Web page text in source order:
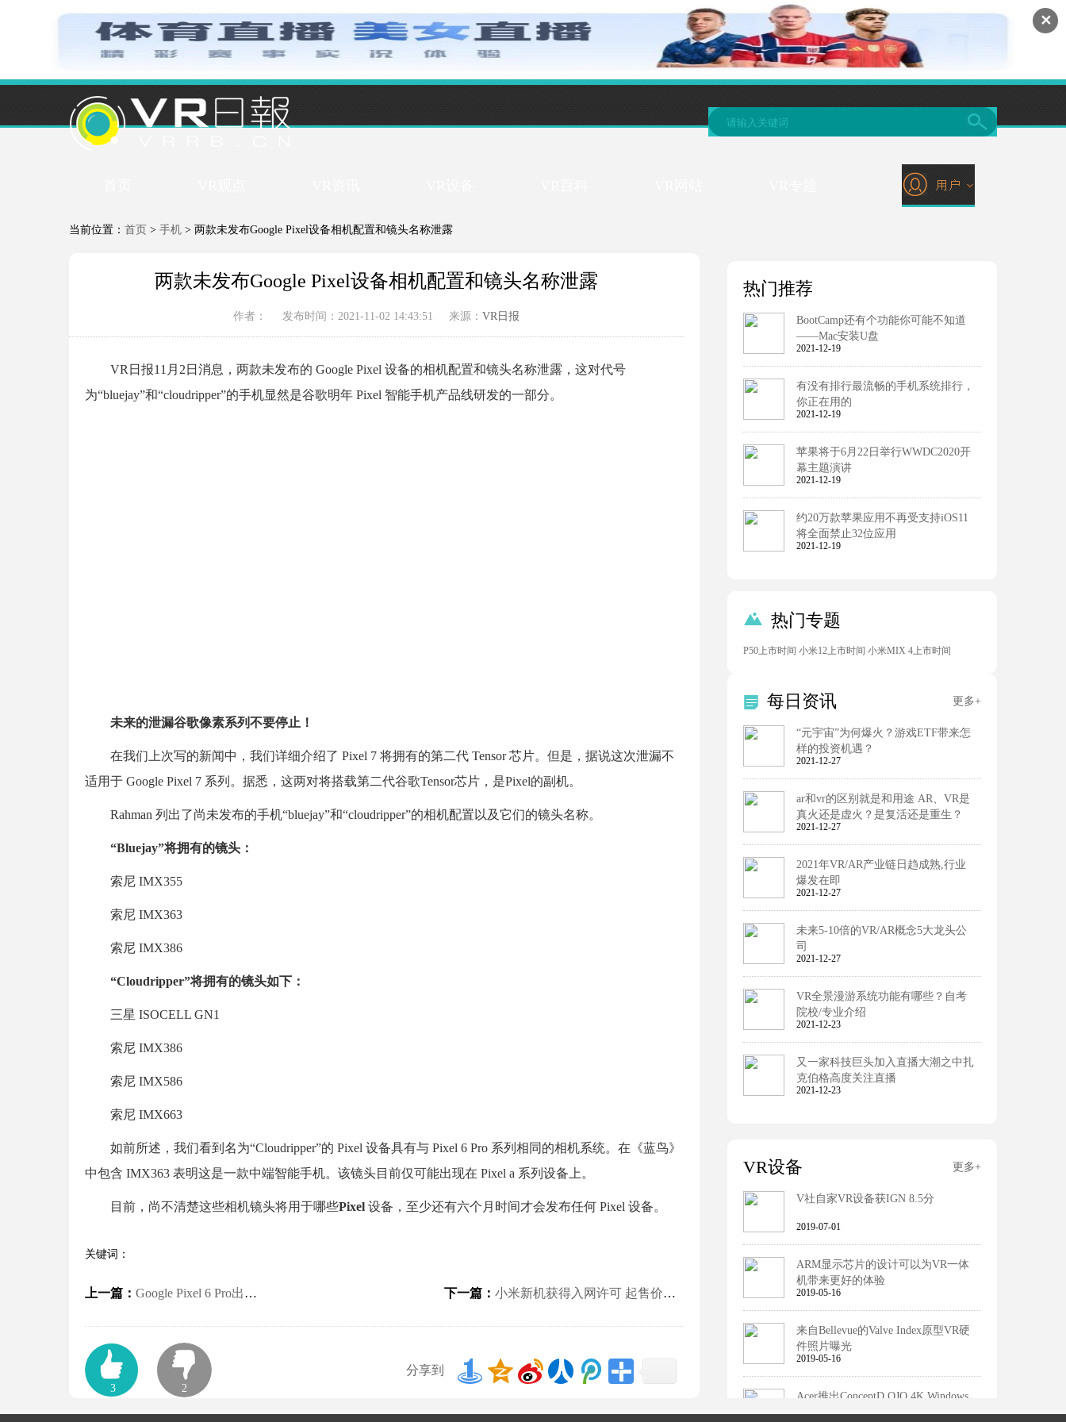
✕
当前位置： 首页 > 手机 > 两款未发布Google Pixel设备相机配置和镜头名称泄露
两款未发布Google Pixel设备相机配置和镜头名称泄露
作者： 发布时间：2021-11-02 14:43:51 来源： VR日报
VR日报11月2日消息，两款未发布的 Google Pixel 设备的相机配置和镜头名称泄露，这对代号
为“bluejay”和“cloudripper”的手机显然是谷歌明年 Pixel 智能手机产品线研发的一部分。
未来的泄漏谷歌像素系列不要停止！
在我们上次写的新闻中，我们详细介绍了 Pixel 7 将拥有的第二代 Tensor 芯片。但是，据说这次泄漏不
适用于 Google Pixel 7 系列。据悉，这两对将搭载第二代谷歌Tensor芯片，是Pixel的副机。
Rahman 列出了尚未发布的手机“bluejay”和“cloudripper”的相机配置以及它们的镜头名称。
“Bluejay”将拥有的镜头：
索尼 IMX355
索尼 IMX363
索尼 IMX386
“Cloudripper”将拥有的镜头如下：
三星 ISOCELL GN1
索尼 IMX386
索尼 IMX586
索尼 IMX663
如前所述，我们看到名为“Cloudripper”的 Pixel 设备具有与 Pixel 6 Pro 系列相同的相机系统。在《蓝鸟》
中包含 IMX363 表明这是一款中端智能手机。该镜头目前仅可能出现在 Pixel a 系列设备上。
目前，尚不清楚这些相机镜头将用于哪些Pixel 设备，至少还有六个月时间才会发布任何 Pixel 设备。
关键词：
上一篇： Google Pixel 6 Pro出现屏幕闪烁问题 下一次软件更新修复 下一篇： 小米新机获得入网许可 起售价预计不低于3000元
3 2
分享到
热门推荐
BootCamp还有个功能你可能不知道
——Mac安装U盘
2021-12-19
有没有排行最流畅的手机系统排行，
你正在用的
2021-12-19
苹果将于6月22日举行WWDC2020开
幕主题演讲
2021-12-19
约20万款苹果应用不再受支持iOS11
将全面禁止32位应用
2021-12-19
 热门专题
P50上市时间 小米12上市时间 小米MIX 4上市时间
 每日资讯 更多+
“元宇宙”为何爆火？游戏ETF带来怎
样的投资机遇？
2021-12-27
ar和vr的区别就是和用途 AR、VR是
真火还是虚火？是复活还是重生？
2021-12-27
2021年VR/AR产业链日趋成熟,行业
爆发在即
2021-12-27
未来5-10倍的VR/AR概念5大龙头公
司
2021-12-27
VR全景漫游系统功能有哪些？自考
院校/专业介绍
2021-12-23
又一家科技巨头加入直播大潮之中扎
克伯格高度关注直播
2021-12-23
VR设备 更多+
V社自家VR设备获IGN 8.5分
2019-07-01
ARM显示芯片的设计可以为VR一体
机带来更好的体验
2019-05-16
来自Bellevue的Valve Index原型VR硬
件照片曝光
2019-05-16
Acer推出ConceptD OJO 4K Windows
MR头显